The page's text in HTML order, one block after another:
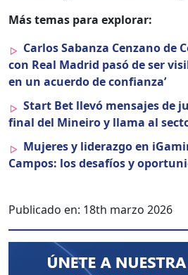
Más temas para explo­rar:
Car­los Saban­za Cen­zano de
con Real Madrid pasó de ser
en un acuer­do de con­fi­an­za’
Start Bet llevó men­sajes de
final del Mineiro y lla­ma al
Mujeres y lid­er­az­go en
Cam­pos: los desafíos y
Publicado en: 18th marzo 2026